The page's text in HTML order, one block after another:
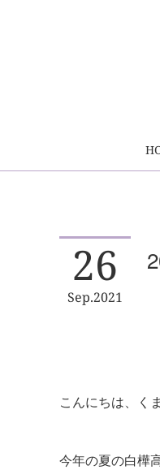
26
Sep 2021
こんにちは、く
今年の夏の白樺